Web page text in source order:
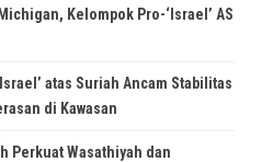
Kelompok Pro-‘Israel’ AS
atas Suriah Ancam Stabilitas
di Kawasan
Perkuat Wasathiyah dan